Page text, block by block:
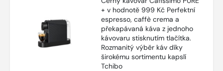
+ v hodnotě 999 Kč Perfektní
espresso, caffè crema a
překapávaná káva z jednoho
kávovaru stisknutím tlačítka.
Rozmanitý výběr káv díky
širokému sortimentu kapslí
Tchibo